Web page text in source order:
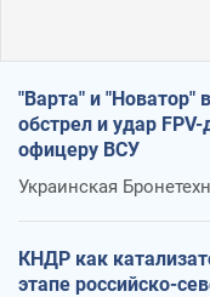
"Варта" и
обстрел и удар
офицеру ВСУ
Украинская
КНДР как
этапе российско-